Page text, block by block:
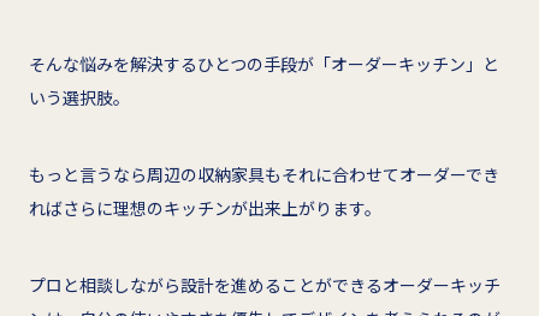
そんな悩みを解決するひとつの手段が「オーダーキッチン」と
いう選択肢。
もっと言うなら周辺の収納家具もそれに合わせてオーダーでき
ればさらに理想のキッチンが出来上がります。
プロと相談しながら設計を進めることができるオーダーキッチ